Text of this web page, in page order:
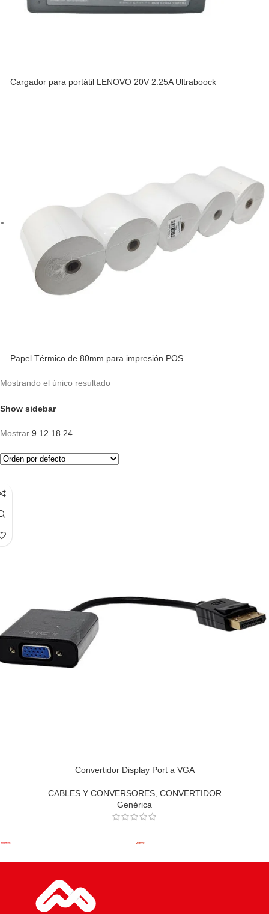
Cargador para portátil LENOVO 20V 2.25A Ultraboock
Papel Térmico de 80mm para impresión POS
Mostrando el único resultado
Show sidebar
Mostrar 9 12 18 24
Convertidor Display Port a VGA
CABLES Y CONVERSORES, CONVERTIDOR
Genérica